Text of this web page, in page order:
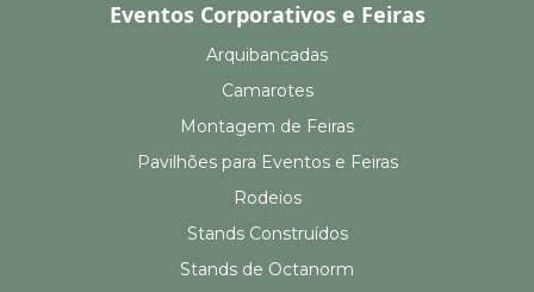
Eventos Corporativos e Feiras
Arquibancadas
Camarotes
Montagem de Feiras
Pavilhões para Eventos e Feiras
Rodeios
Stands Construídos
Stands de Octanorm